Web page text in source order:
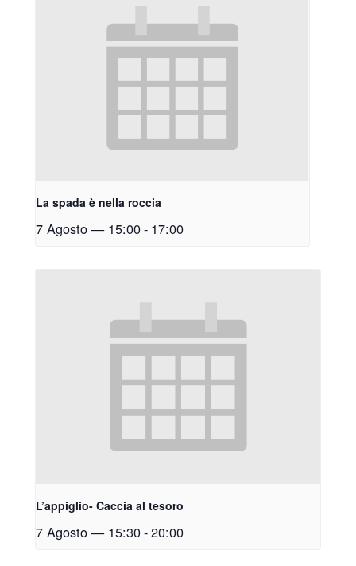
La spada è nella roccia
7 Agosto — 15:00- 17:00
L’appiglio- Caccia al tesoro
7 Agosto — 15:30-20:00